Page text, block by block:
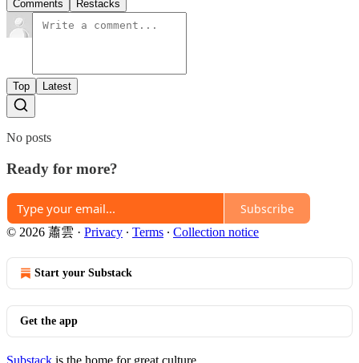
Comments Restacks
Top Latest
No posts
Ready for more?
Subscribe
© 2026 蕭雲 · Privacy ∙ Terms ∙ Collection notice
Start your Substack
Get the app